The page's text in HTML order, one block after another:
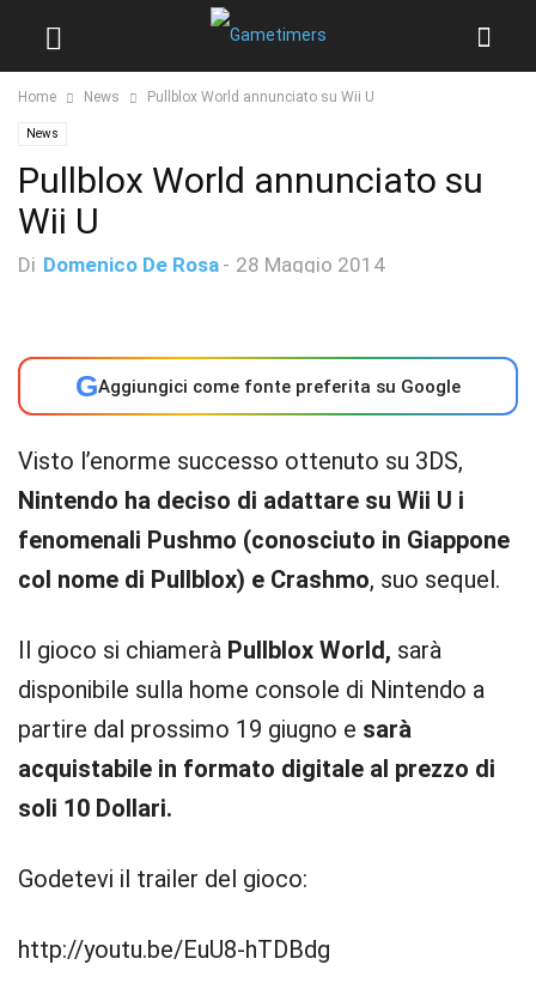
Home News Pullblox World annunciato su Wii U
News
Pullblox World annunciato su
Wii U
Di Domenico De Rosa - 28 Maggio 2014
GAggiungici come fonte preferita su Google
Visto l’enorme successo ottenuto su 3DS,
Nintendo ha deciso di adattare su Wii U i
fenomenali Pushmo (conosciuto in Giappone
col nome di Pullblox) e Crashmo, suo sequel.
Il gioco si chiamerà Pullblox World, sarà
disponibile sulla home console di Nintendo a
partire dal prossimo 19 giugno e sarà
acquistabile in formato digitale al prezzo di
soli 10 Dollari.
Godetevi il trailer del gioco:
http://youtu.be/EuU8-hTDBdg